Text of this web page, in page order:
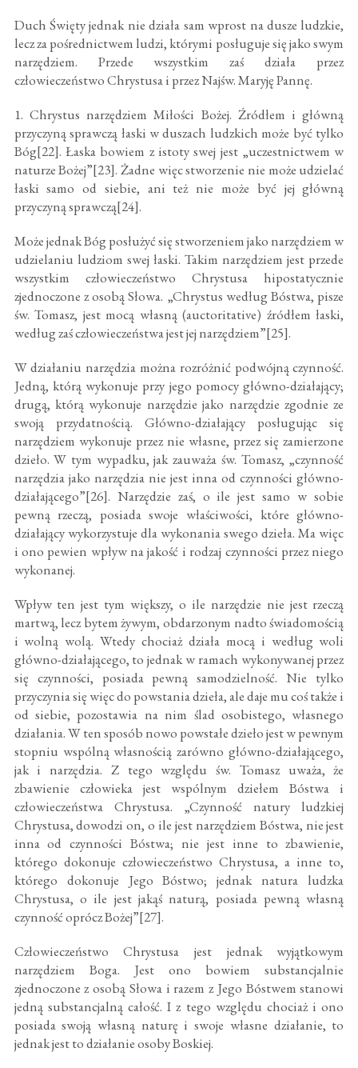
Duch Święty jednak nie działa sam wprost na dusze ludzkie,
lecz za pośrednictwem ludzi, którymi posługuje się jako swym
narzędziem. Przede wszystkim zaś działa przez
człowieczeństwo Chrystusa i przez Najśw. Maryję Pannę.
1. Chrystus narzędziem Miłości Bożej. Źródłem i główną
przyczyną sprawczą łaski w duszach ludzkich może być tylko
Bóg[22]. Łaska bowiem z istoty swej jest „uczestnictwem w
naturze Bożej”[23]. Żadne więc stworzenie nie może udzielać
łaski samo od siebie, ani też nie może być jej główną
przyczyną sprawczą[24].
Może jednak Bóg posłużyć się stworzeniem jako narzędziem w
udzielaniu ludziom swej łaski. Takim narzędziem jest przede
wszystkim człowieczeństwo Chrystusa hipostatycznie
zjednoczone z osobą Słowa. „Chrystus według Bóstwa, pisze
św. Tomasz, jest mocą własną (auctoritative) źródłem łaski,
według zaś człowieczeństwa jest jej narzędziem”[25].
W działaniu narzędzia można rozróżnić podwójną czynność.
Jedną, którą wykonuje przy jego pomocy główno-działający;
drugą, którą wykonuje narzędzie jako narzędzie zgodnie ze
swoją przydatnością. Główno-działający posługując się
narzędziem wykonuje przez nie własne, przez się zamierzone
dzieło. W tym wypadku, jak zauważa św. Tomasz, „czynność
narzędzia jako narzędzia nie jest inna od czynności główno-
działającego”[26]. Narzędzie zaś, o ile jest samo w sobie
pewną rzeczą, posiada swoje właściwości, które główno-
działający wykorzystuje dla wykonania swego dzieła. Ma więc
i ono pewien wpływ na jakość i rodzaj czynności przez niego
wykonanej.
Wpływ ten jest tym większy, o ile narzędzie nie jest rzeczą
martwą, lecz bytem żywym, obdarzonym nadto świadomością
i wolną wolą. Wtedy chociaż działa mocą i według woli
główno-działającego, to jednak w ramach wykonywanej przez
się czynności, posiada pewną samodzielność. Nie tylko
przyczynia się więc do powstania dzieła, ale daje mu coś także i
od siebie, pozostawia na nim ślad osobistego, własnego
działania. W ten sposób nowo powstałe dzieło jest w pewnym
stopniu wspólną własnością zarówno główno-działającego,
jak i narzędzia. Z tego względu św. Tomasz uważa, że
zbawienie człowieka jest wspólnym dziełem Bóstwa i
człowieczeństwa Chrystusa. „Czynność natury ludzkiej
Chrystusa, dowodzi on, o ile jest narzędziem Bóstwa, nie jest
inna od czynności Bóstwa; nie jest inne to zbawienie,
którego dokonuje człowieczeństwo Chrystusa, a inne to,
którego dokonuje Jego Bóstwo; jednak natura ludzka
Chrystusa, o ile jest jakąś naturą, posiada pewną własną
czynność oprócz Bożej”[27].
Człowieczeństwo Chrystusa jest jednak wyjątkowym
narzędziem Boga. Jest ono bowiem substancjalnie
zjednoczone z osobą Słowa i razem z Jego Bóstwem stanowi
jedną substancjalną całość. I z tego względu chociaż i ono
posiada swoją własną naturę i swoje własne działanie, to
jednak jest to działanie osoby Boskiej.